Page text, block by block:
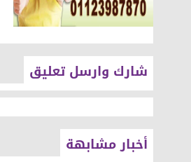
شارك وارسل تعليق
أخبار مشابهة